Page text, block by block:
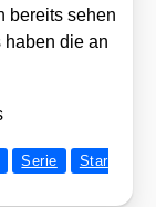
bereits sehen
haben die an
Serie
Star